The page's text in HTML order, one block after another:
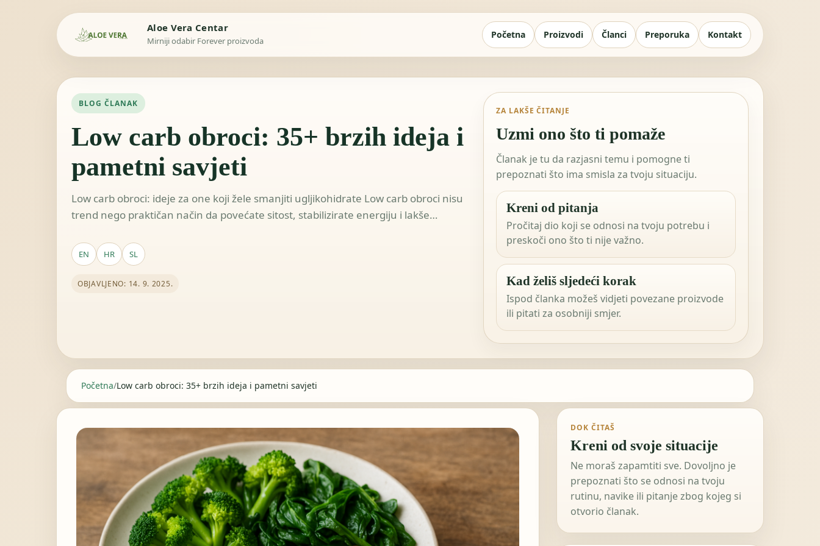
Aloe Vera Centar
Mirniji odabir Forever proizvoda
Početna Proizvodi Članci Preporuka Kontakt
BLOG ČLANAK
Low carb obroci: 35+ brzih ideja i
pametni savjeti
Low carb obroci: ideje za one koji žele smanjiti ugljikohidrate Low carb obroci nisu
trend nego praktičan način da povećate sitost, stabilizirate energiju i lakše…
EN HR SL
OBJAVLJENO: 14. 9. 2025.
ZA LAKŠE ČITANJE
Uzmi ono što ti pomaže
Članak je tu da razjasni temu i pomogne ti
prepoznati što ima smisla za tvoju situaciju.
Kreni od pitanja
Pročitaj dio koji se odnosi na tvoju potrebu i
preskoči ono što ti nije važno.
Kad želiš sljedeći korak
Ispod članka možeš vidjeti povezane proizvode
ili pitati za osobniji smjer.
Početna/Low carb obroci: 35+ brzih ideja i pametni savjeti
DOK ČITAŠ
Kreni od svoje situacije
Ne moraš zapamtiti sve. Dovoljno je
prepoznati što se odnosi na tvoju
rutinu, navike ili pitanje zbog kojeg si
otvorio članak.